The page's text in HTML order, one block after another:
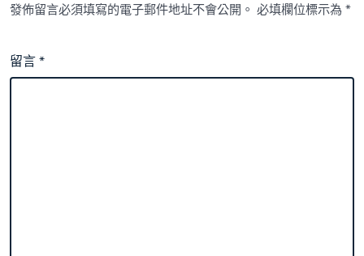
發佈留言必須填寫的電子郵件地址不會公開。 必填欄位標示為*
留言*